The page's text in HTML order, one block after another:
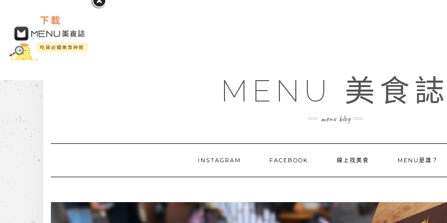
MENU 美食
menu blog
INSTAGRAM FACEBOOK 線上找美食 MENU是誰？